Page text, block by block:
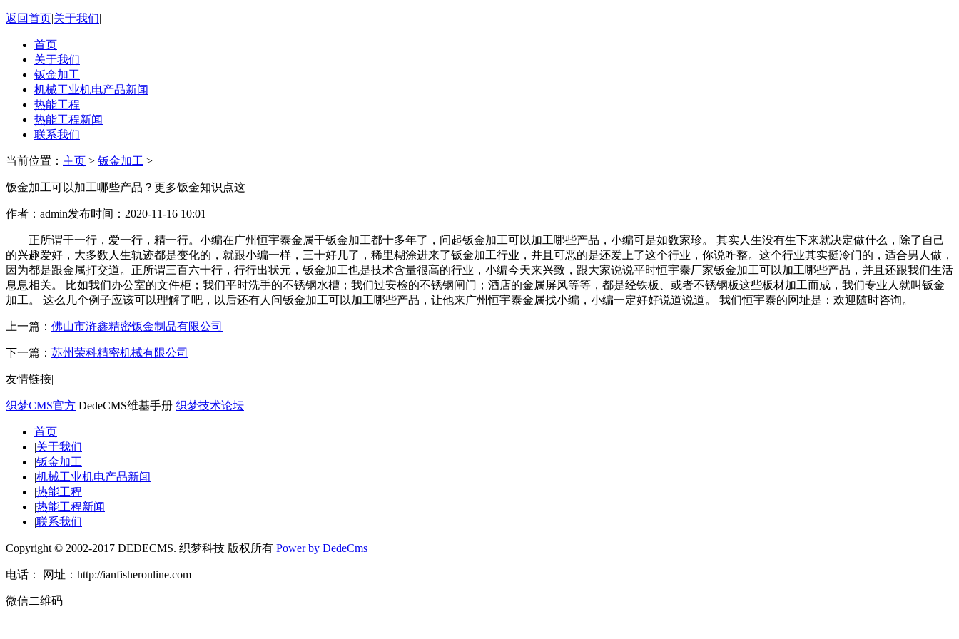
返回首页|关于我们|
首页
关于我们
钣金加工
机械工业机电产品新闻
热能工程
热能工程新闻
联系我们
当前位置： 主页 > 钣金加工 >
钣金加工可以加工哪些产品？更多钣金知识点这
作者：admin发布时间：2020-11-16 10:01
正所谓干一行，爱一行，精一行。小编在广州恒宇泰金属干钣金加工都十多年了，问起钣金加工可以加工哪些产品，小编可是如数家珍。 其实人生没有生下来就决定做什么，除了自己
的兴趣爱好，大多数人生轨迹都是变化的，就跟小编一样，三十好几了，稀里糊涂进来了钣金加工行业，并且可恶的是还爱上了这个行业，你说咋整。这个行业其实挺冷门的，适合男人做，
因为都是跟金属打交道。正所谓三百六十行，行行出状元，钣金加工也是技术含量很高的行业，小编今天来兴致，跟大家说说平时恒宇泰厂家钣金加工可以加工哪些产品，并且还跟我们生活
息息相关。 比如我们办公室的文件柜；我们平时洗手的不锈钢水槽；我们过安检的不锈钢闸门；酒店的金属屏风等等，都是经铁板、或者不锈钢板这些板材加工而成，我们专业人就叫钣金
加工。 这么几个例子应该可以理解了吧，以后还有人问钣金加工可以加工哪些产品，让他来广州恒宇泰金属找小编，小编一定好好说道说道。 我们恒宇泰的网址是：欢迎随时咨询。
上一篇： 佛山市浒鑫精密钣金制品有限公司
下一篇： 苏州荣科精密机械有限公司
友情链接|
织梦CMS官方 DedeCMS维基手册 织梦技术论坛
首页
|关于我们
|钣金加工
|机械工业机电产品新闻
|热能工程
|热能工程新闻
|联系我们
Copyright © 2002-2017 DEDECMS. 织梦科技 版权所有 Power by DedeCms
电话： 网址：http://ianfisheronline.com
微信二维码